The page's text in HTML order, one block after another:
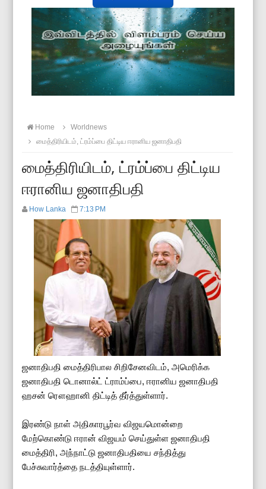
Home
Worldnews
மைத்திரியிடம், ட்ரம்ப்பை திட்டிய ஈரானிய ஜனாதிபதி
மைத்திரியிடம், ட்ரம்ப்பை திட்டிய
ஈரானிய ஜனாதிபதி
How Lanka 7:13 PM
ஜனாதிபதி மைத்திரிபால சிறிசேனவிடம், அமெரிக்க
ஜனாதிபதி டொனால்ட் ட்ராம்ப்பை, ஈரானிய ஜனாதிபதி
ஹசன் ரௌஹானி திட்டித் தீர்த்துள்ளார்.
இரண்டு நாள் அதிகாரபூர்வ விஜயமொன்றை
மேற்கொண்டு ஈரான் விஜயம் செய்துள்ள ஜனாதிபதி
மைத்திரி, அந்நாட்டு ஜனாதிபதியை சந்தித்து
பேச்சுவார்த்தை நடத்தியுள்ளார்.